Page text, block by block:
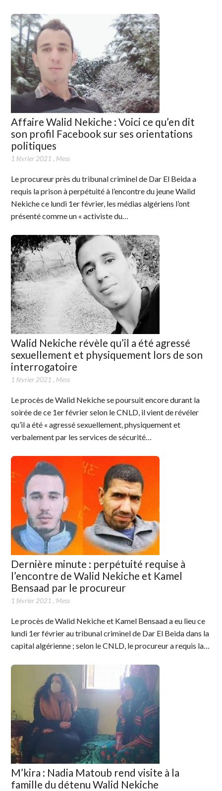
Affaire Walid Nekiche : Voici ce qu’en dit
son profil Facebook sur ses orientations
politiques
1 février 2021 , Mess
Le procureur près du tribunal criminel de Dar El Beida a
requis la prison à perpétuité à l’encontre du jeune Walid
Nekiche ce lundi 1er février, les médias algériens l’ont
présenté comme un « activiste du…
Walid Nekiche révèle qu’il a été agressé
sexuellement et physiquement lors de son
interrogatoire
1 février 2021 , Mess
Le procès de Walid Nekiche se poursuit encore durant la
soirée de ce 1er février selon le CNLD, il vient de révéler
qu’il a été « agressé sexuellement, physiquement et
verbalement par les services de sécurité…
Dernière minute : perpétuité requise à
l’encontre de Walid Nekiche et Kamel
Bensaad par le procureur
1 février 2021 , Mess
Le procès de Walid Nekiche et Kamel Bensaad a eu lieu ce
lundi 1er février au tribunal criminel de Dar El Beida dans la
capital algérienne ; selon le CNLD, le procureur a requis la…
M’kira : Nadia Matoub rend visite à la
famille du détenu Walid Nekiche